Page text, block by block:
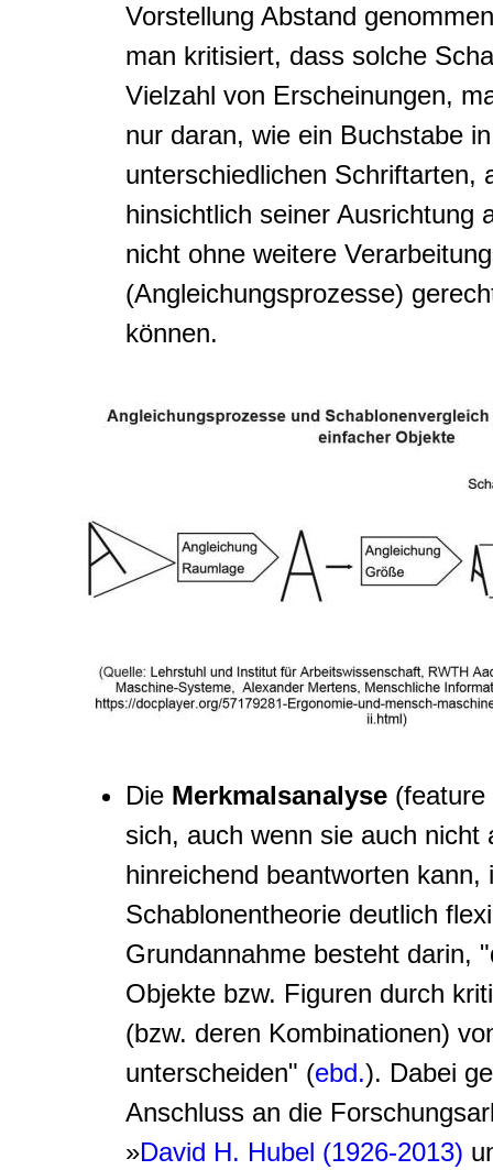
Vorstellung Abstand
man kritisiert, dass solche
Vielzahl von Erscheinungen,
nur daran, wie ein Buchstabe in
unterschiedlichen Schriftarten,
hinsichtlich seiner Ausrichtung
nicht ohne weitere
(Angleichungsprozesse)
können.
Die Merkmalsanalyse (feature
sich, auch wenn sie auch nicht
hinreichend beantworten kann,
Schablonentheorie deutlich
Grundannahme besteht darin,
Objekte bzw. Figuren durch
(bzw. deren Kombinationen)
unterscheiden" (ebd.). Dabei
Anschluss an die
»David H. Hubel (1926-2013)